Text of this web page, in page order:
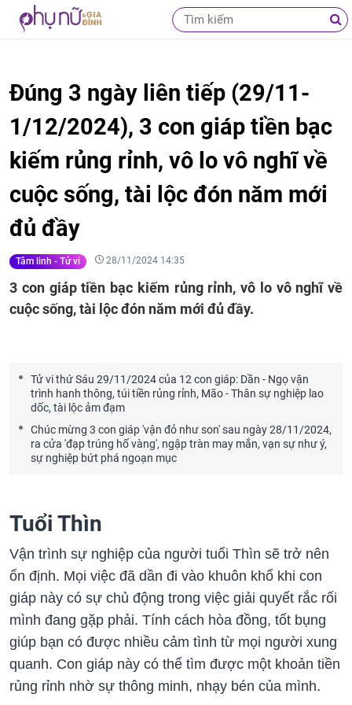
Đúng 3 ngày liên tiếp (29/11-
1/12/2024), 3 con giáp tiền bạc
kiếm rủng rỉnh, vô lo vô nghĩ về
cuộc sống, tài lộc đón năm mới
đủ đầy
Tâm linh - Tử vi 28/11/2024 14:35
3 con giáp tiền bạc kiếm rủng rỉnh, vô lo vô nghĩ về
cuộc sống, tài lộc đón năm mới đủ đầy.
Tử vi thứ Sáu 29/11/2024 của 12 con giáp: Dần - Ngọ vận
trình hanh thông, túi tiền rủng rỉnh, Mão - Thân sự nghiệp lao
dốc, tài lộc ảm đạm
Chúc mừng 3 con giáp 'vận đỏ như son' sau ngày 28/11/2024,
ra cửa 'đạp trúng hố vàng', ngập tràn may mắn, vạn sự như ý,
sự nghiệp bứt phá ngoạn mục
Tuổi Thìn
Vận trình sự nghiệp của người tuổi Thìn sẽ trở nên
ổn định. Mọi việc đã dần đi vào khuôn khổ khi con
giáp này có sự chủ động trong việc giải quyết rắc rối
mình đang gặp phải. Tính cách hòa đồng, tốt bụng
giúp bạn có được nhiều cảm tình từ mọi người xung
quanh. Con giáp này có thể tìm được một khoản tiền
rủng rỉnh nhờ sự thông minh, nhạy bén của mình.